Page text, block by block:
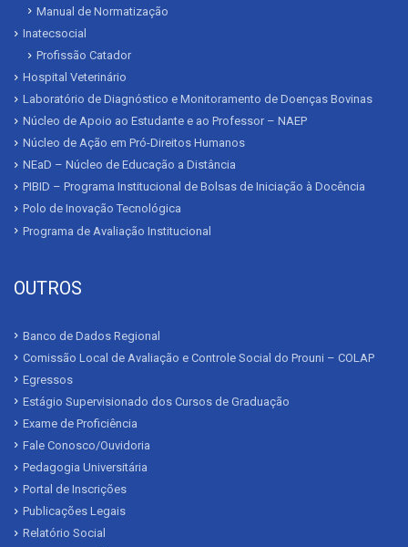
Manual de Normatização
Inatecsocial
Profissão Catador
Hospital Veterinário
Laboratório de Diagnóstico e Monitoramento de Doenças Bovinas
Núcleo de Apoio ao Estudante e ao Professor – NAEP
Núcleo de Ação em Pró-Direitos Humanos
NEaD – Núcleo de Educação a Distância
PIBID – Programa Institucional de Bolsas de Iniciação à Docência
Polo de Inovação Tecnológica
Programa de Avaliação Institucional
OUTROS
Banco de Dados Regional
Comissão Local de Avaliação e Controle Social do Prouni – COLAP
Egressos
Estágio Supervisionado dos Cursos de Graduação
Exame de Proficiência
Fale Conosco/Ouvidoria
Pedagogia Universitária
Portal de Inscrições
Publicações Legais
Relatório Social